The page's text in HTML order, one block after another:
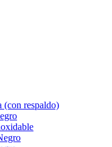
respaldo)